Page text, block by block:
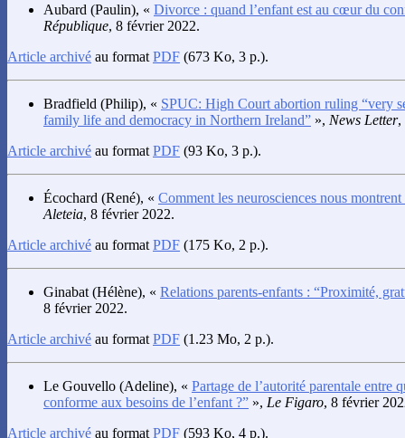
Aubard (Paulin), « Divorce : quand l’enfant est au cœur du
République, 8 février 2022.
Article archivé au format PDF (673 Ko, 3 p.).
Bradfield (Philip), « SPUC: High Court abortion ruling “very
family life and democracy in Northern Ireland” », News Letter,
Article archivé au format PDF (93 Ko, 3 p.).
Écochard (René), « Comment les neurosciences nous
Aleteia, 8 février 2022.
Article archivé au format PDF (175 Ko, 2 p.).
Ginabat (Hélène), « Relations parents-enfants : “Proximité,
8 février 2022.
Article archivé au format PDF (1.23 Mo, 2 p.).
Le Gouvello (Adeline), « Partage de l’autorité parentale entre
conforme aux besoins de l’enfant ?” », Le Figaro, 8 février
Article archivé au format PDF (593 Ko, 4 p.).